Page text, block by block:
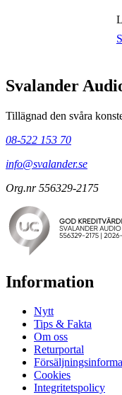
Svalander
Tillägnad den svåra
08-522 153 70
info@svalander.se
Org.nr 556329-2175
Information
Nytt
Tips & Fakta
Om oss
Returportal
Cookies
Integritetspolicy